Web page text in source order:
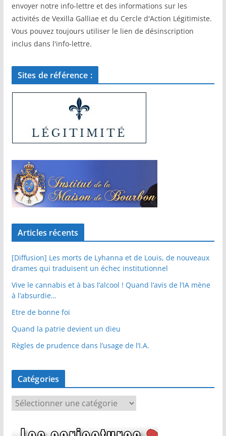
envoyer notre info-lettre et des informations sur les
activités de Vexilla Galliae et du Cercle d'Action Légitimiste.
Vous pouvez toujours utiliser le lien de désinscription
inclus dans l'info-lettre.
Sites de référence :
Articles récents
[Diffusion] Les morts de Lyhanna et de Louis, de nouveaux
drames qui traduisent un échec institutionnel
Vive le cannabis et à bas l’alcool ! Quand l’avis de l’IA mène
à l’absurdie…
Etre de bonne foi
Quand la patrie devient un dieu
Règles de prudence dans l’usage de l’I.A.
Catégories
a